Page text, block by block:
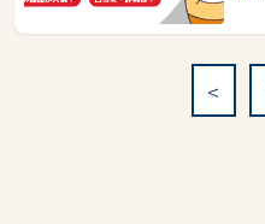
<